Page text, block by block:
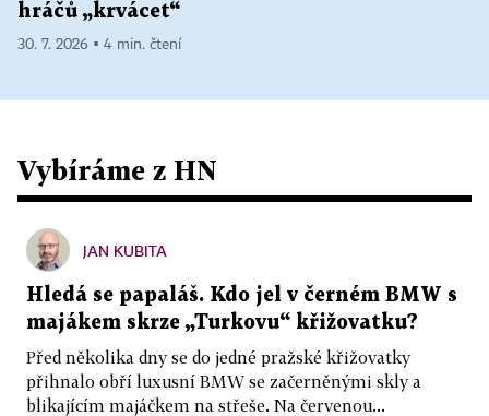
hráčů „krvácet“
30. 7. 2026 ▪ 4 min. čtení
Vybíráme z HN
JAN KUBITA
Hledá se papaláš. Kdo jel v černém BMW s
majákem skrze „Turkovu“ křižovatku?
Před několika dny se do jedné pražské křižovatky
přihnalo obří luxusní BMW se začerněnými skly a
blikajícím majáčkem na střeše. Na červenou...